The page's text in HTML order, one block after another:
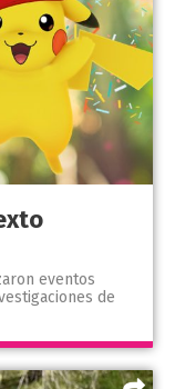
eventos
de